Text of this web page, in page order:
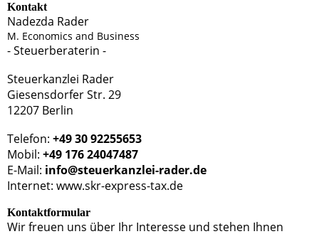
Kontakt
Nadezda Rader
M. Economics and Business
- Steuerberaterin -
Steuerkanzlei Rader
Giesensdorfer Str. 29
12207 Berlin
Telefon: +49 30 92255653
Mobil: +49 176 24047487
E-Mail: info@steuerkanzlei-rader.de
Internet: www.skr-express-tax.de
Kontaktformular
Wir freuen uns über Ihr Interesse und stehen Ihnen